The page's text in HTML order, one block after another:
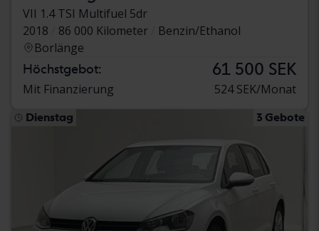
VII 1.4 TSI Multifuel 5dr
2018
86 000 Kilometer
Benzin/Ethanol
Borlänge
Höchstgebot: 61 500 SEK
Mit Finanzierung 524 SEK/Monat
Dienstag 3 Gebote